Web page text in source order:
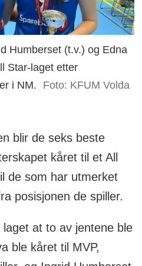
Humberset (t.v.) og Edna
Star-laget etter
i NM.
Foto: KFUM Volda
blir de seks beste
kåret til et All
de som har utmerket
posisjonen de spiller.
at to av jentene ble
ble kåret til MVP,